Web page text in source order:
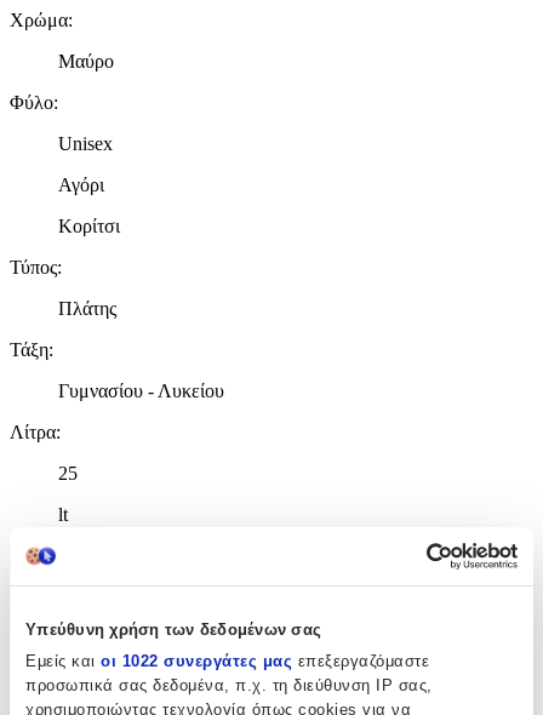
Υπεύθυνη χρήση των δεδομένων σας
Εμείς και οι 1022 συνεργάτες μας επεξεργαζόμαστε
προσωπικά σας δεδομένα, π.χ. τη διεύθυνση IP σας,
χρησιμοποιώντας τεχνολογία όπως cookies για να
Χρώμα:
Μαύρο
Φύλο:
Unisex
Αγόρι
Κορίτσι
Τύπος:
Πλάτης
Τάξη:
Γυμνασίου - Λυκείου
Λίτρα:
25
lt
Χαρακτηριστικά